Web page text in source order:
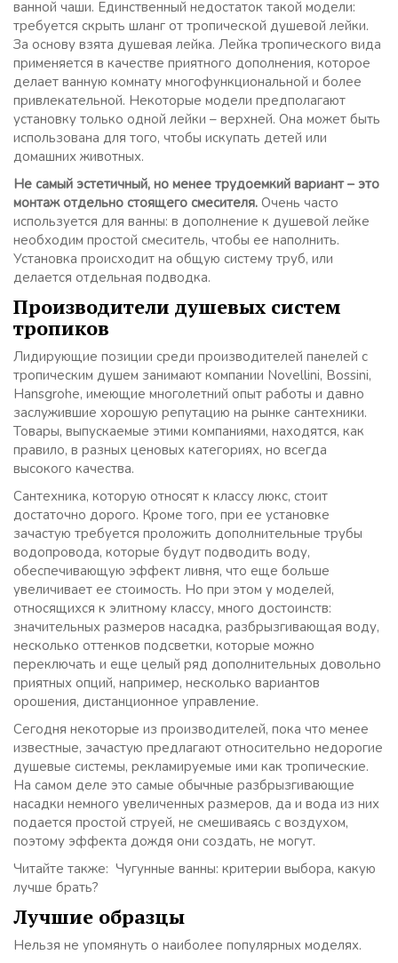
ванной чаши. Единственный недостаток такой модели:
требуется скрыть шланг от тропической душевой лейки.
За основу взята душевая лейка. Лейка тропического вида
применяется в качестве приятного дополнения, которое
делает ванную комнату многофункциональной и более
привлекательной. Некоторые модели предполагают
установку только одной лейки – верхней. Она может быть
использована для того, чтобы искупать детей или
домашних животных.
Не самый эстетичный, но менее трудоемкий вариант – это
монтаж отдельно стоящего смесителя. Очень часто
используется для ванны: в дополнение к душевой лейке
необходим простой смеситель, чтобы ее наполнить.
Установка происходит на общую систему труб, или
делается отдельная подводка.
Производители душевых систем
тропиков
Лидирующие позиции среди производителей панелей с
тропическим душем занимают компании Novellini, Bossini,
Hansgrohe, имеющие многолетний опыт работы и давно
заслужившие хорошую репутацию на рынке сантехники.
Товары, выпускаемые этими компаниями, находятся, как
правило, в разных ценовых категориях, но всегда
высокого качества.
Сантехника, которую относят к классу люкс, стоит
достаточно дорого. Кроме того, при ее установке
зачастую требуется проложить дополнительные трубы
водопровода, которые будут подводить воду,
обеспечивающую эффект ливня, что еще больше
увеличивает ее стоимость. Но при этом у моделей,
относящихся к элитному классу, много достоинств:
значительных размеров насадка, разбрызгивающая воду,
несколько оттенков подсветки, которые можно
переключать и еще целый ряд дополнительных довольно
приятных опций, например, несколько вариантов
орошения, дистанционное управление.
Сегодня некоторые из производителей, пока что менее
известные, зачастую предлагают относительно недорогие
душевые системы, рекламируемые ими как тропические.
На самом деле это самые обычные разбрызгивающие
насадки немного увеличенных размеров, да и вода из них
подается простой струей, не смешиваясь с воздухом,
поэтому эффекта дождя они создать, не могут.
Читайте также: Чугунные ванны: критерии выбора, какую
лучше брать?
Лучшие образцы
Нельзя не упомянуть о наиболее популярных моделях.